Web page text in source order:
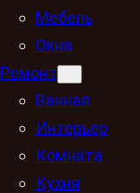
Мебель
Окна
Ремонт
Ванная
Интерьер
Комната
Кухня